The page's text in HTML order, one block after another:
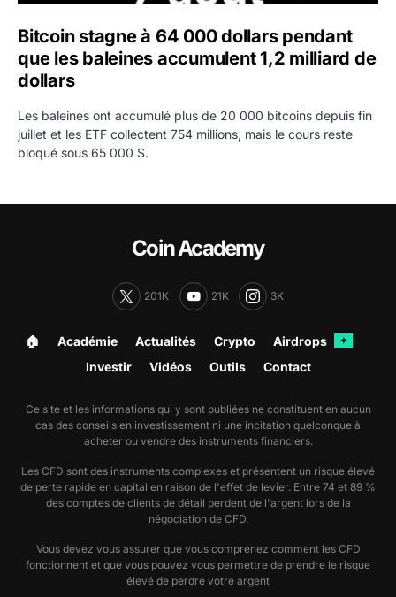
Bitcoin stagne à 64 000 dollars pendant
que les baleines accumulent 1,2 milliard de
dollars
Les baleines ont accumulé plus de 20 000 bitcoins depuis fin
juillet et les ETF collectent 754 millions, mais le cours reste
bloqué sous 65 000 $.
Coin Academy
201K 21K 3K
🏠︎ Académie Actualités Crypto Airdrops ✦
Investir Vidéos Outils Contact
Ce site et les informations qui y sont publiées ne constituent en aucun
cas des conseils en investissement ni une incitation quelconque à
acheter ou vendre des instruments financiers.
Les CFD sont des instruments complexes et présentent un risque élevé
de perte rapide en capital en raison de l'effet de levier. Entre 74 et 89 %
des comptes de clients de détail perdent de l'argent lors de la
négociation de CFD.
Vous devez vous assurer que vous comprenez comment les CFD
fonctionnent et que vous pouvez vous permettre de prendre le risque
élevé de perdre votre argent